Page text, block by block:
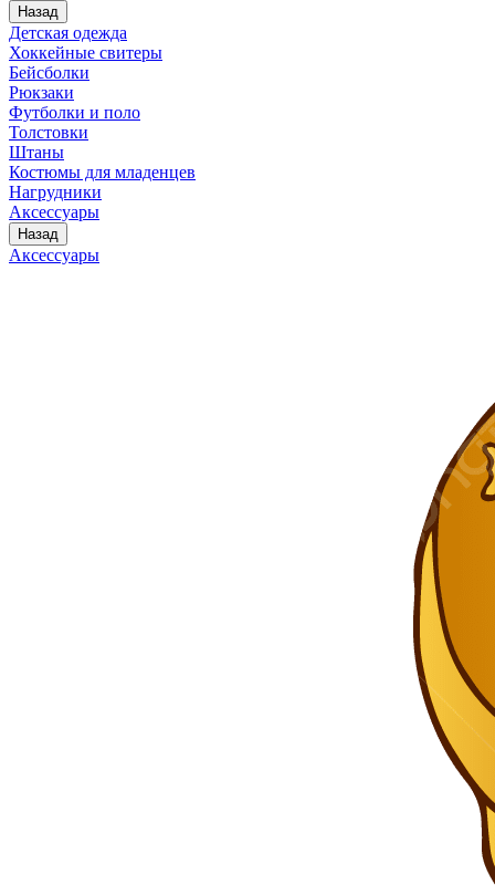
Назад
Детская одежда
Хоккейные свитеры
Бейсболки
Рюкзаки
Футболки и поло
Толстовки
Штаны
Костюмы для младенцев
Нагрудники
Аксессуары
Назад
Аксессуары